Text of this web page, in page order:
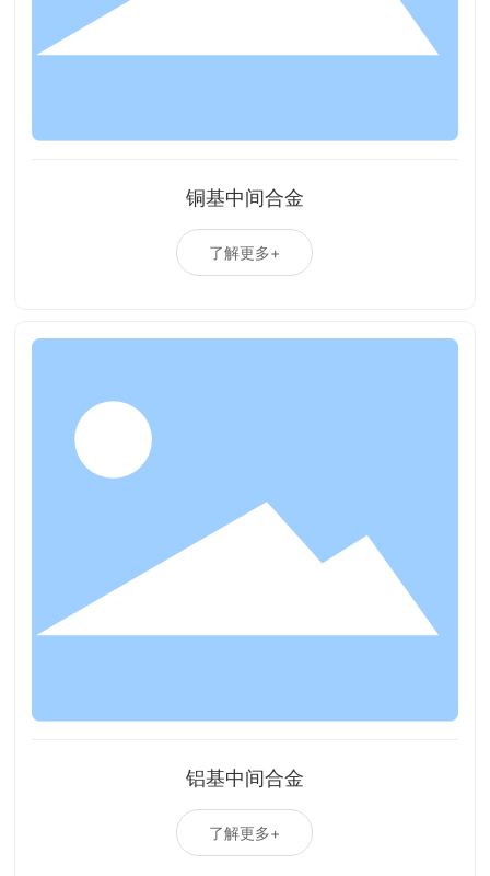
铜基中间合金
了解更多+
铝基中间合金
了解更多+